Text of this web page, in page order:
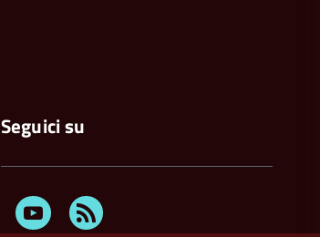
Seguici su
Youtube